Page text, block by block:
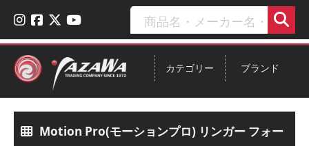
ブランド
カテゴリー
Motion Pro(モーションプロ) リンガー フォー